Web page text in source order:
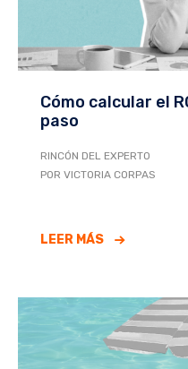
Cómo calcular el
paso
RINCÓN DEL EXPERTO
POR VICTORIA CORPAS
LEER MÁS